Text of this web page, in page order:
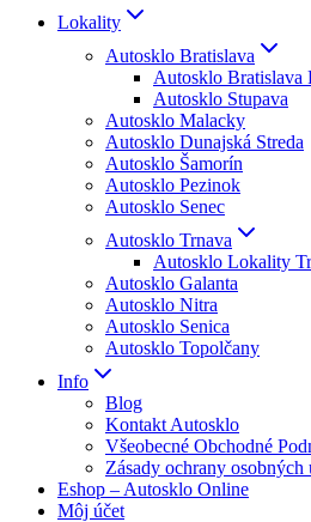
Lokality
Autosklo Bratislava
Autosklo Bratislava
Autosklo Stupava
Autosklo Malacky
Autosklo Dunajská Streda
Autosklo Šamorín
Autosklo Pezinok
Autosklo Senec
Autosklo Trnava
Autosklo Lokality
Autosklo Galanta
Autosklo Nitra
Autosklo Senica
Autosklo Topolčany
Info
Blog
Kontakt Autosklo
Všeobecné Obchodné
Zásady ochrany osobných
Eshop – Autosklo Online
Môj účet